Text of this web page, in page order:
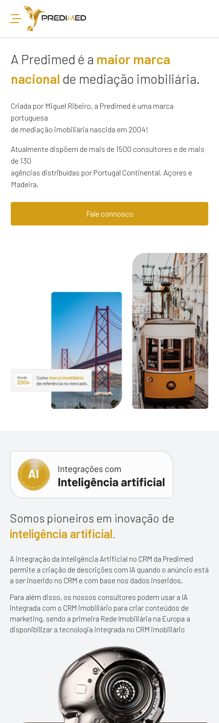
A Predimed é a maior marca
nacional de mediação imobiliária.
Criada por Miguel Ribeiro, a Predimed é uma marca
portuguesa
de mediação imobiliária nascida em 2004!
Atualmente dispõem de mais de 1500 consultores e de mais
de 130
agências distribuídas por Portugal Continental, Açores e
Madeira.
Fale connosco
Somos pioneiros em inovação de
inteligência artificial
A integração da Inteligência Artificial no CRM da Predimed
permite a criação de descrições com IA quando o anúncio está
a ser inserido no CRM e com base nos dados inseridos.
Para além disso, os nossos consultores podem usar a IA
integrada com o CRM imobiliário para criar conteúdos de
marketing, sendo a primeira Rede Imobiliária na Europa a
disponibilizar a tecnologia integrada no CRM imobiliário